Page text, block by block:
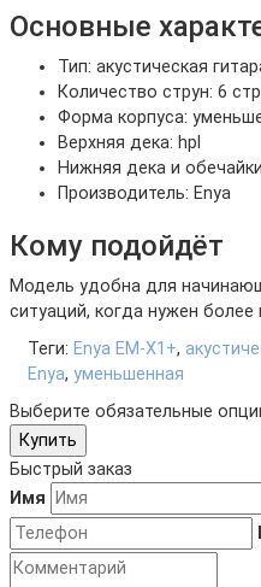
Основные
Тип: акустическая
Количество струн: 6
Форма корпуса:
Верхняя дека: hpl
Нижняя дека и
Производитель: Enya
Кому подойдёт
Модель удобна для
ситуаций, когда нужен
Теги: Enya EM-X1+,
Enya, уменьшенная
Выберите обязательные
Купить
Быстрый заказ
Имя